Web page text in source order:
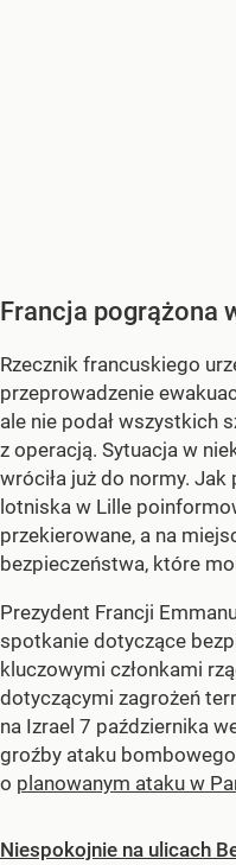
Francja pogrążona
Rzecznik francuskiego
przeprowadzenie
ale nie podał wszystkich
z operacją. Sytuacja w
wróciła już do normy.
lotniska w Lille
przekierowane, a na
bezpieczeństwa, które
Prezydent Francji
spotkanie dotyczące
kluczowymi członkami
dotyczącymi zagrożeń
na Izrael 7 października
groźby ataku
o planowanym ataku w
Niespokojnie na ulicach